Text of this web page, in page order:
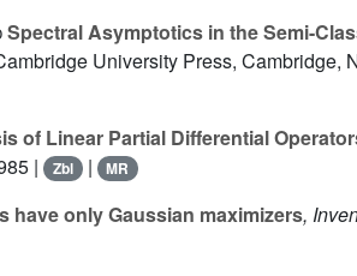
Spectral Asymptotics in the Semi-
University Press, Cambridge,
of Linear Partial Differential
|
Zbl | MR
have only Gaussian maximizers,